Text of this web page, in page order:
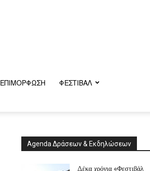
ΕΠΙΜΌΡΦΩΣΗ
ΦΕΣΤΙΒΑΛ
Agenda Δράσεων & Εκδηλώσεων
Δέκα χρόνια «Φεστιβάλ